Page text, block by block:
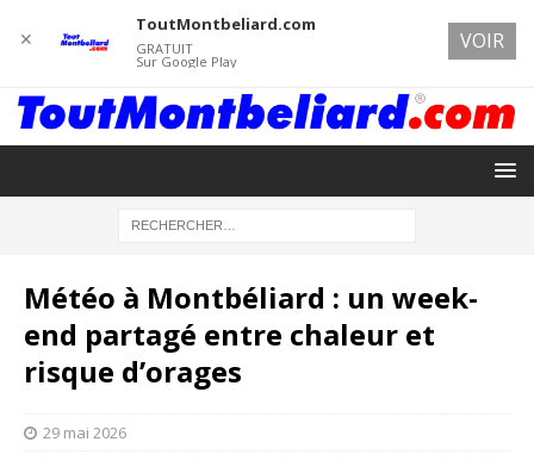
Météo à Montbéliard : un week-
end partagé entre chaleur et
risque d’orages
29 mai 2026
✕
ToutMontbeliard.com
GRATUIT
Sur Google Play
VOIR